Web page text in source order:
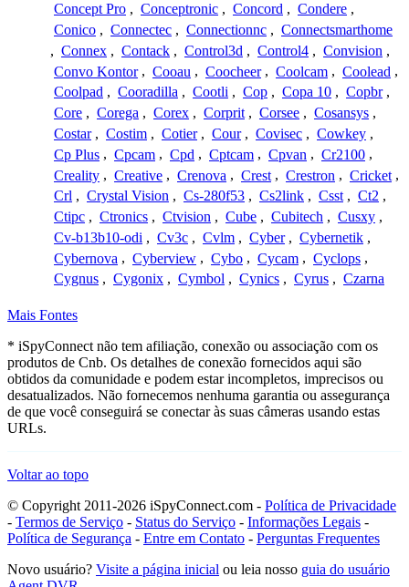
Concept Pro , Conceptronic , Concord , Condere ,
Conico , Connectec , Connectionnc , Connectsmarthome
, Connex , Contack , Control3d , Control4 , Convision ,
Convo Kontor , Cooau , Coocheer , Coolcam , Coolead ,
Coolpad , Cooradilla , Cootli , Cop , Copa 10 , Copbr ,
Core , Corega , Corex , Corprit , Corsee , Cosansys ,
Costar , Costim , Cotier , Cour , Covisec , Cowkey ,
Cp Plus , Cpcam , Cpd , Cptcam , Cpvan , Cr2100 ,
Creality , Creative , Crenova , Crest , Crestron , Cricket ,
Crl , Crystal Vision , Cs-280f53 , Cs2link , Csst , Ct2 ,
Ctipc , Ctronics , Ctvision , Cube , Cubitech , Cusxy ,
Cv-b13b10-odi , Cv3c , Cvlm , Cyber , Cybernetik ,
Cybernova , Cyberview , Cybo , Cycam , Cyclops ,
Cygnus , Cygonix , Cymbol , Cynics , Cyrus , Czarna
Mais Fontes
* iSpyConnect não tem afiliação, conexão ou associação com os
produtos de Cnb. Os detalhes de conexão fornecidos aqui são
obtidos da comunidade e podem estar incompletos, imprecisos ou
desatualizados. Não fornecemos nenhuma garantia ou assegurança
de que você conseguirá se conectar às suas câmeras usando estas
URLs.
Voltar ao topo
© Copyright 2011-2026 iSpyConnect.com - Política de Privacidade
- Termos de Serviço - Status do Serviço - Informações Legais -
Política de Segurança - Entre em Contato - Perguntas Frequentes
Novo usuário? Visite a página inicial ou leia nosso guia do usuário